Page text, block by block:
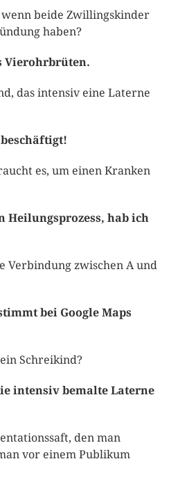
wenn beide Zwillingskinder
haben?
Vierohrbrüten.
das intensiv eine Laterne
es, um einen Kranken
Heilungsprozess, hab ich
Verbindung zwischen A und
bei Google Maps
Schreikind?
intensiv bemalte Laterne
den man
vor einem Publikum